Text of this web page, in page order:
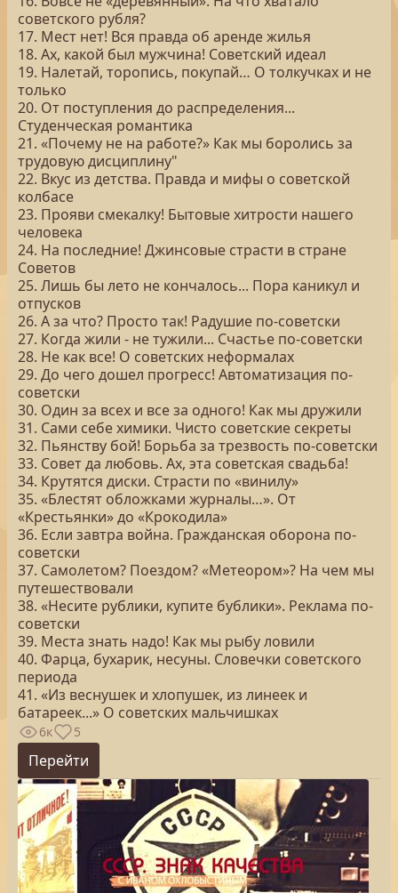
советского рубля?
17. Мест нет! Вся правда об аренде жилья
18. Ах, какой был мужчина! Советский идеал
19. Налетай, торопись, покупай… О толкучках и не
только
20. От поступления до распределения...
Студенческая романтика
21. «Почему не на работе?» Как мы боролись за
трудовую дисциплину"
22. Вкус из детства. Правда и мифы о советской
колбасе
23. Прояви смекалку! Бытовые хитрости нашего
человека
24. На последние! Джинсовые страсти в стране
Советов
25. Лишь бы лето не кончалось... Пора каникул и
отпусков
26. А за что? Просто так! Радушие по-советски
27. Когда жили - не тужили... Счастье по-советски
28. Не как все! О советских неформалах
29. До чего дошел прогресс! Автоматизация по-
советски
30. Один за всех и все за одного! Как мы дружили
31. Сами себе химики. Чисто советские секреты
32. Пьянству бой! Борьба за трезвость по-советски
33. Совет да любовь. Ах, эта советская свадьба!
34. Крутятся диски. Страсти по «винилу»
35. «Блестят обложками журналы…». От
«Крестьянки» до «Крокодила»
36. Если завтра война. Гражданская оборона по-
советски
37. Самолетом? Поездом? «Метеором»? На чем мы
путешествовали
38. «Несите рублики, купите бублики». Реклама по-
советски
39. Места знать надо! Как мы рыбу ловили
40. Фарца, бухарик, несуны. Словечки советского
периода
41. «Из веснушек и хлопушек, из линеек и
батареек...» О советских мальчишках
6к 5
Перейти